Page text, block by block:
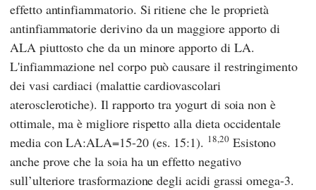
effetto antinfiammatorio. Si ritiene che le proprietà
antinfiammatorie derivino da un maggiore apporto di
ALA piuttosto che da un minore apporto di LA.
L'infiammazione nel corpo può causare il restringimento
dei vasi cardiaci (malattie cardiovascolari
aterosclerotiche). Il rapporto tra yogurt di soia non è
ottimale, ma è migliore rispetto alla dieta occidentale
media con LA:ALA=15-20 (es. 15:1). 18,20Esistono
anche prove che la soia ha un effetto negativo
sull’ulteriore trasformazione degli acidi grassi omega-3.